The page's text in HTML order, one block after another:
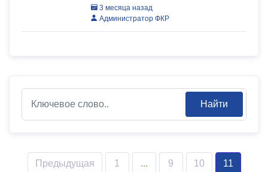
3 месяца назад
Администратор ФКР
Найти
Предыдущая 1 ... 9 10 11